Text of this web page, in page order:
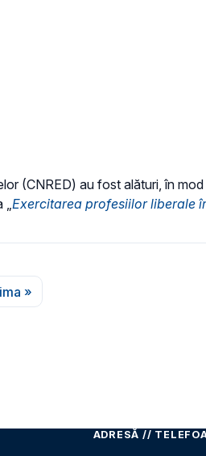
(CNRED) au fost alături, în
Exercitarea profesiilor liberale
Ultima pagină
»
ADRESĂ //